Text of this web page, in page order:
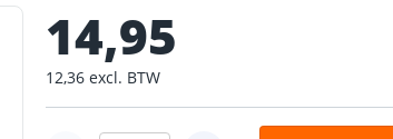
14,95
12,36 excl. BTW